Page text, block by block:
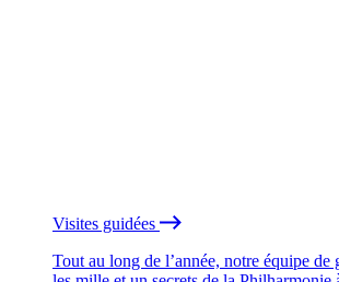
Visites guidées
Tout au long de l’année, notre équipe de